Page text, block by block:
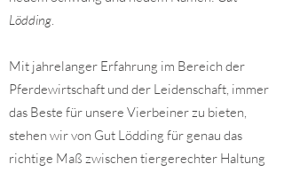
Lödding.
Mit jahrelanger Erfahrung im Bereich der
Pferdewirtschaft und der Leidenschaft, immer
das Beste für unsere Vierbeiner zu bieten,
stehen wir von Gut Lödding für genau das
richtige Maß zwischen tiergerechter Haltung